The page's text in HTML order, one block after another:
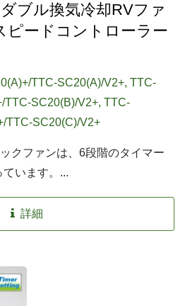
ブル換気冷却RVファ
ピードコントローラー
TTC-SC20(A)/V2+, TTC-
TTC-SC20(B)/V2+, TTC-
TTC-SC20(C)/V2+
クファンは、6段階のタイマー
います。...
詳細